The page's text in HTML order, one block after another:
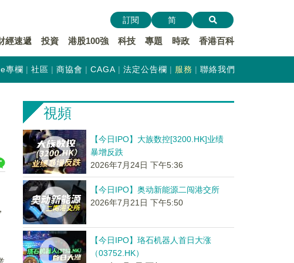
經速遞 投資 港股100強 科技 專題 時政 香港百科
訂閱 简
專欄 社區 商協會 CAGA 法定公告欄 服務 聯絡我們
視頻
【今日IPO】大族数控[3200.HK]业绩
暴增反跌
2026年7月24日 下午5:36
【今日IPO】奥动新能源二闯港交所
2026年7月21日 下午5:50
【今日IPO】珞石机器人首日大涨
（03752.HK）